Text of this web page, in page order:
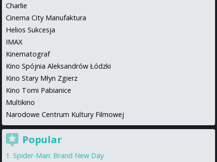
Charlie
Cinema City Manufaktura
Helios Sukcesja
IMAX
Kinematograf
Kino Spójnia Aleksandrów Łódzki
Kino Stary Młyn Zgierz
Kino Tomi Pabianice
Multikino
Narodowe Centrum Kultury Filmowej
Popular
Spider-Man: Brand New Day